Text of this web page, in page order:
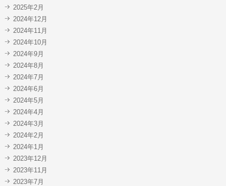
2025年2月
2024年12月
2024年11月
2024年10月
2024年9月
2024年8月
2024年7月
2024年6月
2024年5月
2024年4月
2024年3月
2024年2月
2024年1月
2023年12月
2023年11月
2023年7月